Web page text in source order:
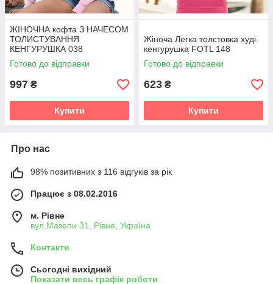
ЖІНОЧНА кофта З НАЧЕСОМ
ТОЛИСТУВАННЯ
КЕНГУРУШКА 038
Готово до відправки
997 ₴
Купити
Жіноча Легка толстовка худі-
кенгурушка FOTL 148
Готово до відправки
623 ₴
Купити
Про нас
98% позитивних з 116 відгуків за рік
Працює з 08.02.2016
м. Рівне
вул.Мазепи 31, Рівне, Україна
Контакти
Сьогодні вихідний
Показати весь графік роботи